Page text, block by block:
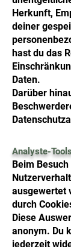
Herkunft,
deiner
hast du das
Daten.
Darüber
Analyste-
Beim
ausgewertet
durch
Diese
anonym. Du
jederzeit